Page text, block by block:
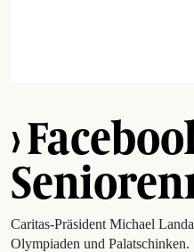
›
Caritas-Präsident Michael
Olympiaden und Palatschinken.